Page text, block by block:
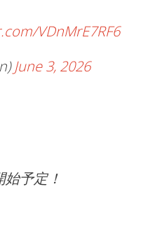
VDnMrE7RF6
June 3, 2026
予定！